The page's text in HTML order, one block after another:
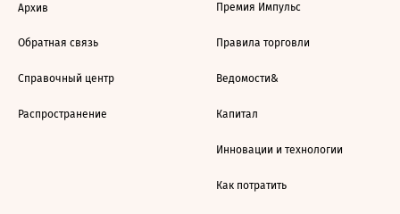
Архив
Обратная связь
Справочный центр
Распространение
Премия Импульс
Правила торговли
Ведомости&
Капитал
Инновации и технологии
Как потратить